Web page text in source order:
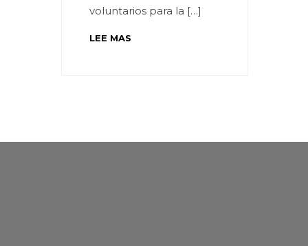
voluntarios para la […]
LEE MAS